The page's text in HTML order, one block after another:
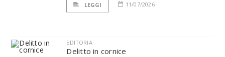
LEGGI 11/07/2026
EDITORIA
Delitto in cornice